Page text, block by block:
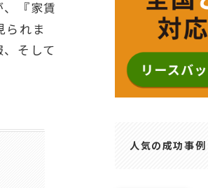
『家賃
られま
そして
人気の成功事例